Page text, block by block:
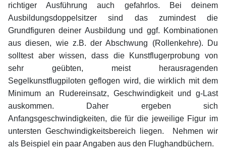
richtiger Ausführung auch gefahrlos. Bei deinem
Ausbildungsdoppelsitzer sind das zumindest die
Grundfiguren deiner Ausbildung und ggf. Kombinationen
aus diesen, wie z.B. der Abschwung (Rollenkehre). Du
solltest aber wissen, dass die Kunstflugerprobung von
sehr geübten, meist herausragenden
Segelkunstflugpiloten geflogen wird, die wirklich mit dem
Minimum an Rudereinsatz, Geschwindigkeit und g-Last
auskommen. Daher ergeben sich
Anfangsgeschwindigkeiten, die für die jeweilige Figur im
untersten Geschwindigkeitsbereich liegen. Nehmen wir
als Beispiel ein paar Angaben aus den Flughandbüchern.